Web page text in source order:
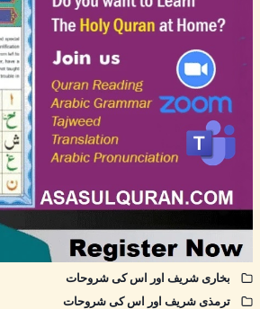
بخاری شریف اور اس کی شروحات
ترمذی شریف اور اس کی شروحات